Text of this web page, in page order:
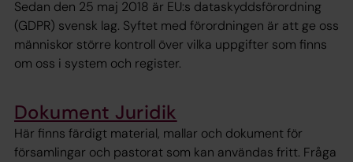
Sedan den 25 maj 2018 är EU:s dataskyddsförordning
(GDPR) svensk lag. Syftet med förordningen är att ge oss
människor större kontroll över vilka uppgifter som finns
om oss i system och register.
Dokument Juridik
Här finns färdigt material, mallar och dokument för
församlingar och pastorat som kan användas fritt. Fråga